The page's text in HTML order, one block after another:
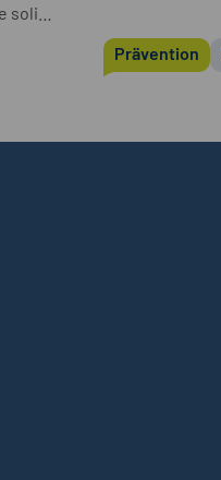
solide
Prävention